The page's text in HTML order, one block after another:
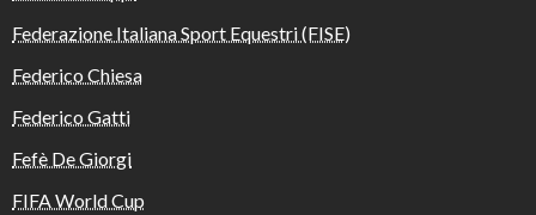
Federazione Italiana Sport Equestri (FISE)
Federico Chiesa
Federico Gatti
Fefè De Giorgi
FIFA World Cup